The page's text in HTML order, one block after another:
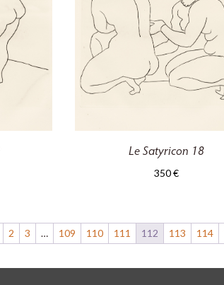
Le Satyricon 18
350€
2 3 … 109 110 111 112 113 114